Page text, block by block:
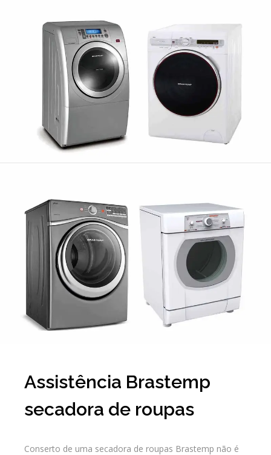
Assistência Brastemp
secadora de roupas
Conserto de uma secadora de roupas Brastemp não é